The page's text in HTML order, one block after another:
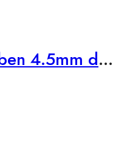
Verighete Aur Galben 4.5mm d531-g